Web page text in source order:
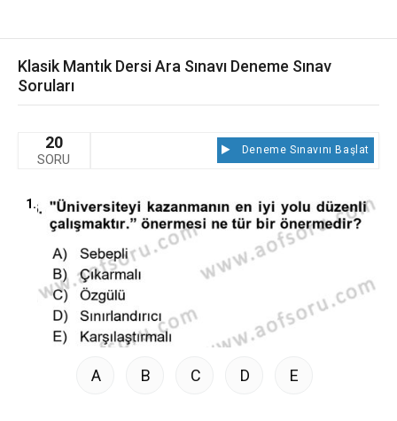
Klasik Mantık Dersi Ara Sınavı Deneme Sınav
Soruları
20
SORU
Deneme Sınavını Başlat
1.
A B C D E